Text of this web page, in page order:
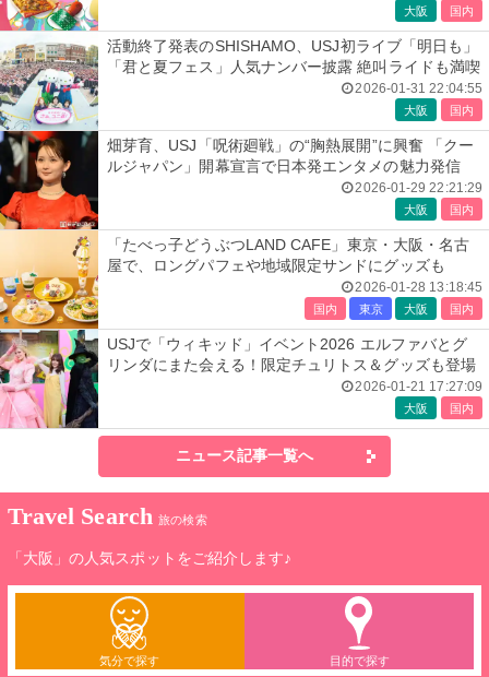
大阪 国内
活動終了発表のSHISHAMO、USJ初ライブ「明日も」
「君と夏フェス」人気ナンバー披露 絶叫ライドも満喫
2026-01-31 22:04:55
大阪 国内
畑芽育、USJ「呪術廻戦」の“胸熱展開”に興奮 「クー
ルジャパン」開幕宣言で日本発エンタメの魅力発信
2026-01-29 22:21:29
大阪 国内
「たべっ子どうぶつLAND CAFE」東京・大阪・名古
屋で、ロングパフェや地域限定サンドにグッズも
2026-01-28 13:18:45
国内 東京 大阪 国内
USJで「ウィキッド」イベント2026 エルファバとグ
リンダにまた会える！限定チュリトス＆グッズも登場
2026-01-21 17:27:09
大阪 国内
ニュース記事一覧へ
Travel Search 旅の検索
「大阪」の人気スポットをご紹介します♪
気分で探す 目的で探す